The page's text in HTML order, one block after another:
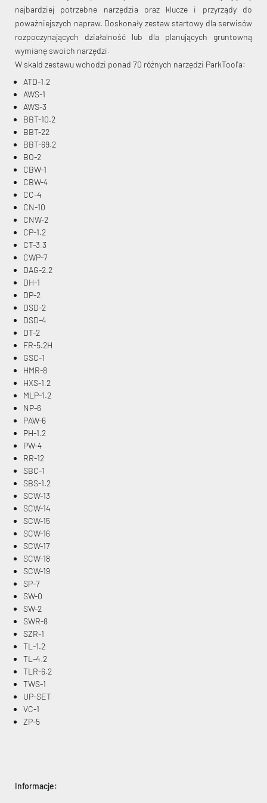
KryptoFlex Key Cable
34,90 zł*
najbardziej potrzebne narzędzia oraz klucze i przyrządy do
poważniejszych napraw. Doskonały zestaw startowy dla serwisów
rozpoczynających działalność lub dla planujących gruntowną
wymianę swoich narzędzi.
W skald zestawu wchodzi ponad 70 różnych narzędzi ParkTool'a:
ATD-1.2
AWS-1
AWS-3
BBT-10.2
BBT-22
BBT-69.2
BO-2
CBW-1
CBW-4
CC-4
CN-10
CNW-2
CP-1.2
CT-3.3
CWP-7
DAG-2.2
DH-1
DP-2
DSD-2
DSD-4
DT-2
FR-5.2H
GSC-1
HMR-8
HXS-1.2
MLP-1.2
NP-6
PAW-6
PH-1.2
PW-4
RR-12
SBC-1
SBS-1.2
SCW-13
SCW-14
SCW-15
SCW-16
SCW-17
SCW-18
SCW-19
SP-7
SW-0
SW-2
SWR-8
SZR-1
TL-1.2
TL-4.2
TLR-6.2
TWS-1
UP-SET
VC-1
ZP-5
Informacje: